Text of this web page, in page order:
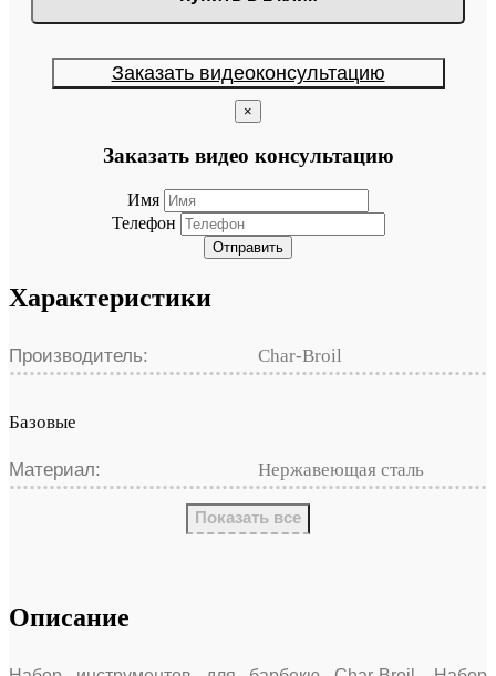
Заказать видеоконсультацию
×
Заказать видео консультацию
Имя
Телефон
Отправить
Характеристики
Производитель: Char-Broil
Базовые
Материал: Нержавеющая сталь
Показать все
Описание